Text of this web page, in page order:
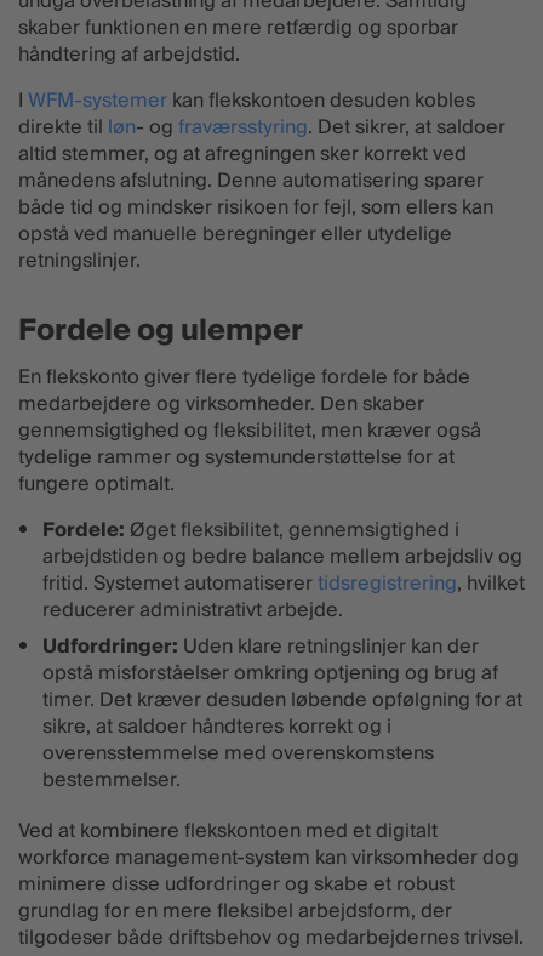
skaber funktionen en mere retfærdig og sporbar
håndtering af arbejdstid.
IWFM-systemerkan flekskontoen desuden kobles
direkte til løn- og fraværsstyring. Det sikrer, at saldoer
altid stemmer, og at afregningen sker korrekt ved
månedens afslutning. Denne automatisering sparer
både tid og mindsker risikoen for fejl, som ellers kan
opstå ved manuelle beregninger eller utydelige
retningslinjer.
Fordele og ulemper
En flekskonto giver flere tydelige fordele for både
medarbejdere og virksomheder. Den skaber
gennemsigtighed og fleksibilitet, men kræver også
tydelige rammer og systemunderstøttelse for at
fungere optimalt.
Fordele: Øget fleksibilitet, gennemsigtighed i
arbejdstiden og bedre balance mellem arbejdsliv og
fritid. Systemet automatiserertidsregistrering, hvilket
reducerer administrativt arbejde.
Udfordringer: Uden klare retningslinjer kan der
opstå misforståelser omkring optjening og brug af
timer. Det kræver desuden løbende opfølgning for at
sikre, at saldoer håndteres korrekt og i
overensstemmelse med overenskomstens
bestemmelser.
Ved at kombinere flekskontoen med et digitalt
workforce management-system kan virksomheder dog
minimere disse udfordringer og skabe et robust
grundlag for en mere fleksibel arbejdsform, der
tilgodeser både driftsbehov og medarbejdernes trivsel.